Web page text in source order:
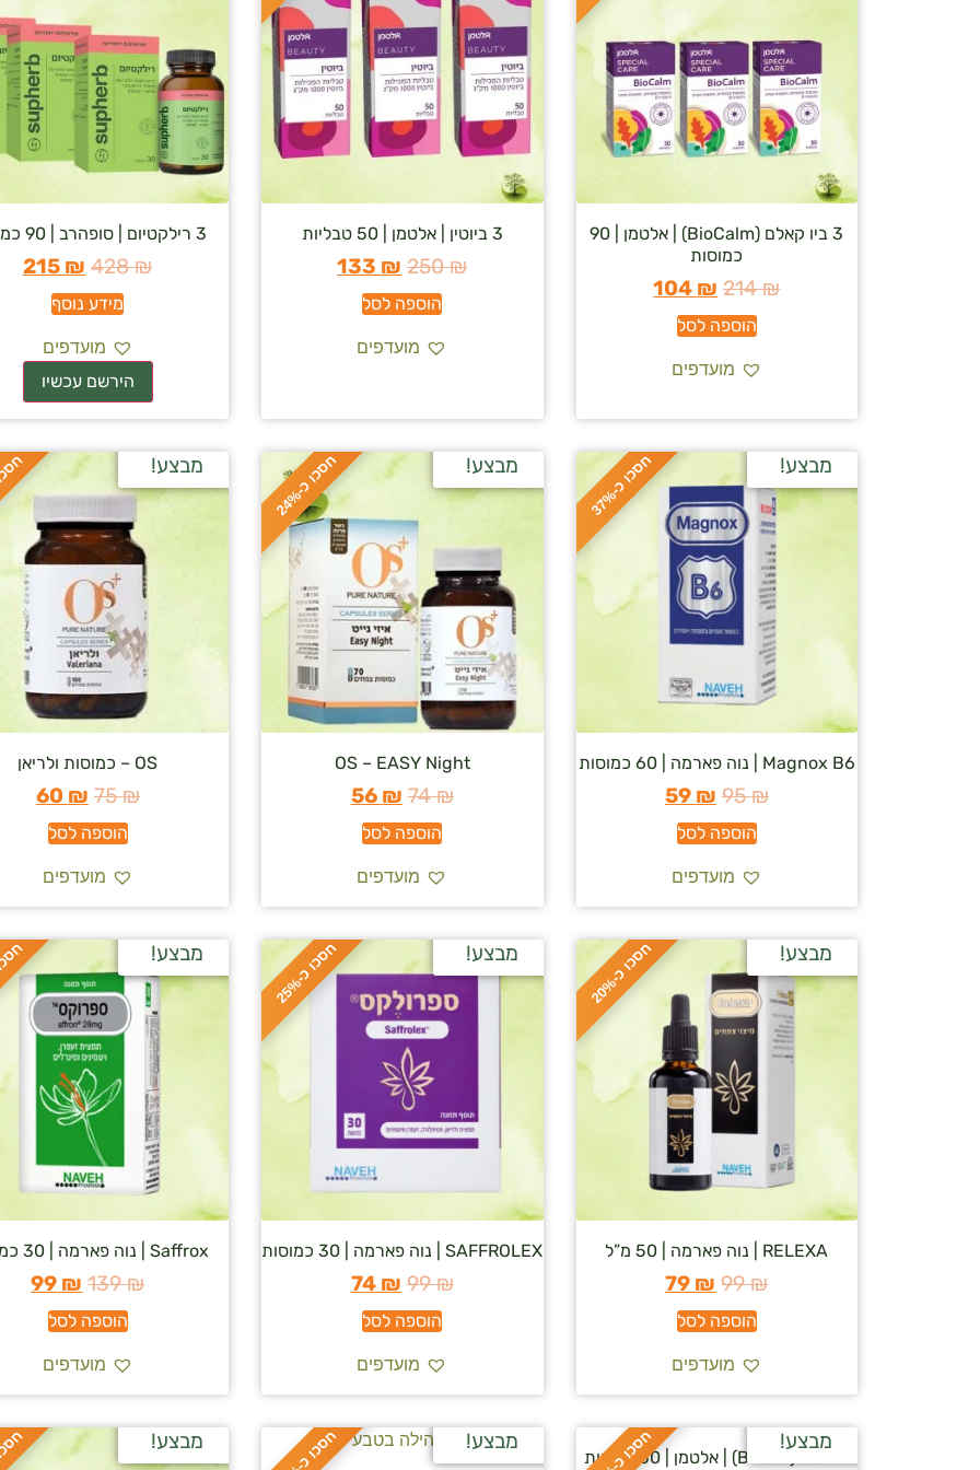
3 ביו קאלם (BioCalm) | אלטמן | 90
כמוסות
214₪
104 ₪
הוספה לסל
מועדפים
3 ביוטין | אלטמן | 50 טבליות
250₪
133 ₪
הוספה לסל
מועדפים
3 רילקטיום | סופהרב | 90 כמוסות
428₪
215 ₪
מידע נוסף
מועדפים
ח
ס
כ
ו
כ
-
3
7
% מבצע!
Magnox B6 | נוה פארמה | 60 כמוסות
95₪
59 ₪
הוספה לסל
מועדפים
ח
ס
כ
ו
כ
-
2
4
% מבצע!
OS – EASY Night
74₪
56 ₪
הוספה לסל
מועדפים
מבצע!
OS – כמוסות ולריאן
75₪
60 ₪
הוספה לסל
מועדפים
ח
ס
כ
ו
כ
-
2
0
% מבצע!
RELEXA | נוה פארמה | 50 מ”ל
99₪
79 ₪
הוספה לסל
מועדפים
ח
ס
כ
ו
כ
-
2
5
% מבצע!
SAFFROLEX | נוה פארמה | 30 כמוסות
99₪
74 ₪
הוספה לסל
מועדפים
מבצע!
Saffrox | נוה פארמה | 30 כמוסות
139₪
99 ₪
הוספה לסל
מועדפים
ח
% מבצע! ח
% מבצע! מבצע!